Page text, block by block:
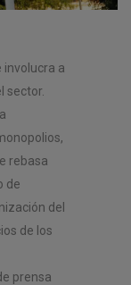
involucra a
sector.
rebasa
de
del
de los
prensa